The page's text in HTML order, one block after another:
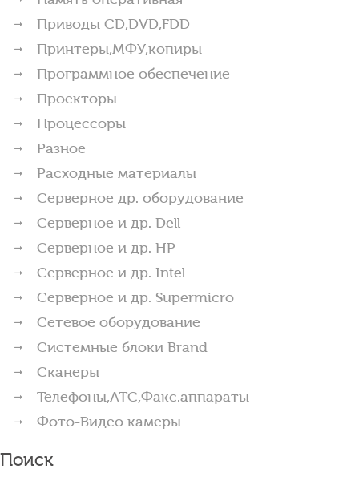
Приводы CD,DVD,FDD
Принтеры,МФУ,копиры
Программное обеспечение
Проекторы
Процессоры
Разное
Расходные материалы
Серверное др. оборудование
Серверное и др. Dell
Серверное и др. HP
Серверное и др. Intel
Серверное и др. Supermicro
Сетевое оборудование
Системные блоки Brand
Сканеры
Телефоны,АТС,Факс.аппараты
Фото-Видео камеры
Поиск